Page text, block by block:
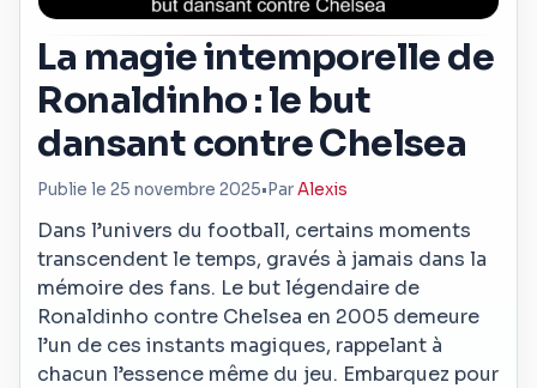
La magie intemporelle de
Ronaldinho : le but
dansant contre Chelsea
Publie le 25 novembre 2025• ParAlexis
Dans l’univers du football, certains moments
transcendent le temps, gravés à jamais dans la
mémoire des fans. Le but légendaire de
Ronaldinho contre Chelsea en 2005 demeure
l’un de ces instants magiques, rappelant à
chacun l’essence même du jeu. Embarquez pour